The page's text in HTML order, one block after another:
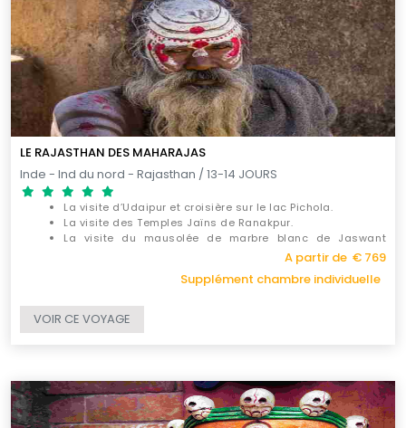
LE RAJASTHAN DES MAHARAJAS
Inde - Ind du nord - Rajasthan / 13-14 JOURS
La visite d’Udaipur et croisière sur le lac Pichola.
La visite des Temples Jaïns de Ranakpur.
La visite du mausolée de marbre blanc de Jaswant
A partir de € 769
Supplément chambre individuelle
VOIR CE VOYAGE